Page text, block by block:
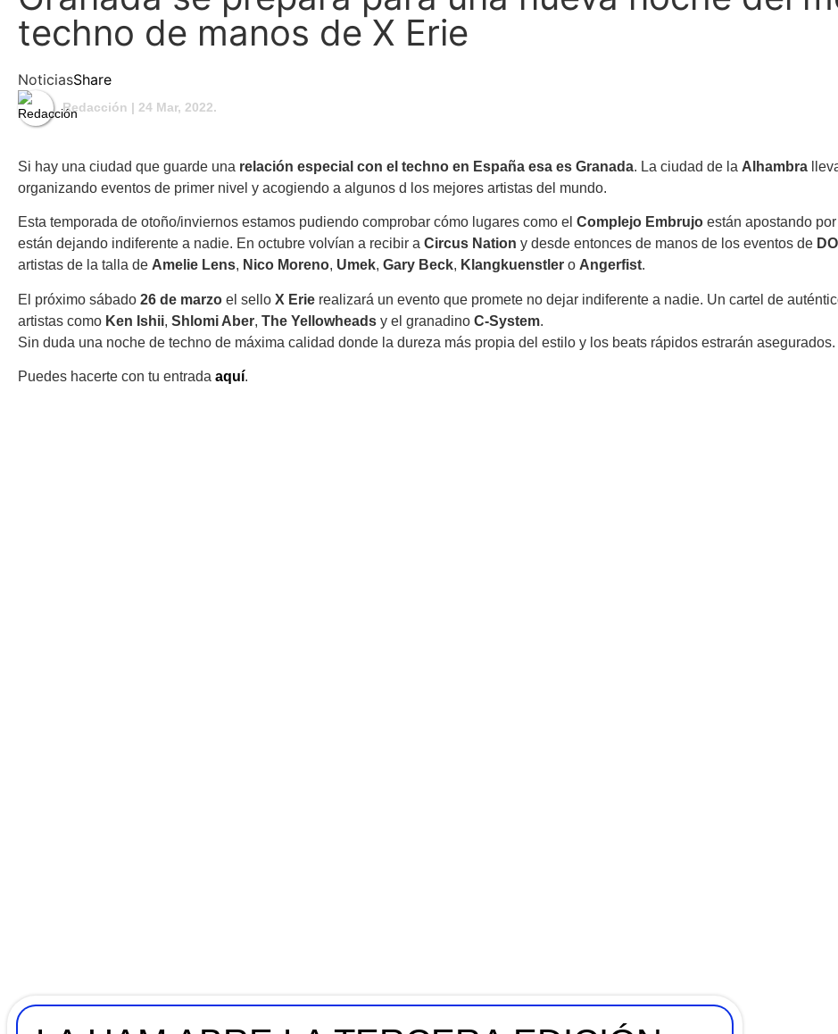
techno de manos de X Erie
NoticiasShare
Redacción | 24 Mar, 2022.
Si hay una ciudad que guarde una relación especial con el techno en España esa es Granada. La ciudad de la Alhambra
organizando eventos de primer nivel y acogiendo a algunos d los mejores artistas del mundo.
Esta temporada de otoño/inviernos estamos pudiendo comprobar cómo lugares como el Complejo Embrujo están apostando
están dejando indiferente a nadie. En octubre volvían a recibir a Circus Nation y desde entonces de manos de los eventos de
artistas de la talla de Amelie Lens, Nico Moreno, Umek, Gary Beck, Klangkuenstler o Angerfist.
El próximo sábado 26 de marzo el sello X Erie realizará un evento que promete no dejar indiferente a nadie. Un cartel de
artistas como Ken Ishii, Shlomi Aber, The Yellowheads y el granadino C-System.
Sin duda una noche de techno de máxima calidad donde la dureza más propia del estilo y los beats rápidos estrarán asegurados.
Puedes hacerte con tu entrada aquí.